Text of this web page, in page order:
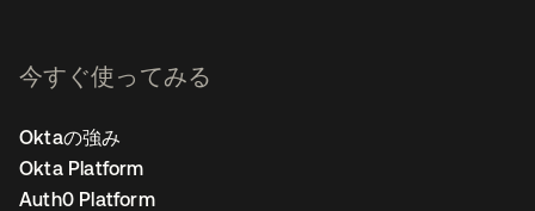
今すぐ使ってみる
Oktaの強み
Okta Platform
Auth0 Platform